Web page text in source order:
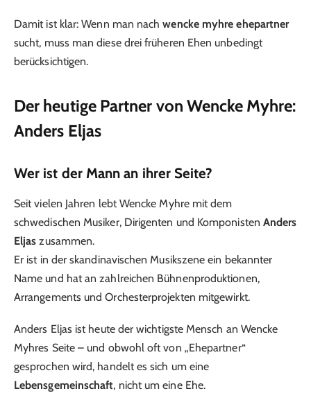
Damit ist klar: Wenn man nachwencke myhre ehepartner
sucht, muss man diese drei früheren Ehen unbedingt
berücksichtigen.
Der heutige Partner von Wencke Myhre:
Anders Eljas
Wer ist der Mann an ihrer Seite?
Seit vielen Jahren lebt Wencke Myhre mit dem
schwedischen Musiker, Dirigenten und Komponisten Anders
Eljas zusammen.
Er ist in der skandinavischen Musikszene ein bekannter
Name und hat an zahlreichen Bühnenproduktionen,
Arrangements und Orchesterprojekten mitgewirkt.
Anders Eljas ist heute der wichtigste Mensch an Wencke
Myhres Seite – und obwohl oft von „Ehepartner“
gesprochen wird, handelt es sich um eine
Lebensgemeinschaft, nicht um eine Ehe.